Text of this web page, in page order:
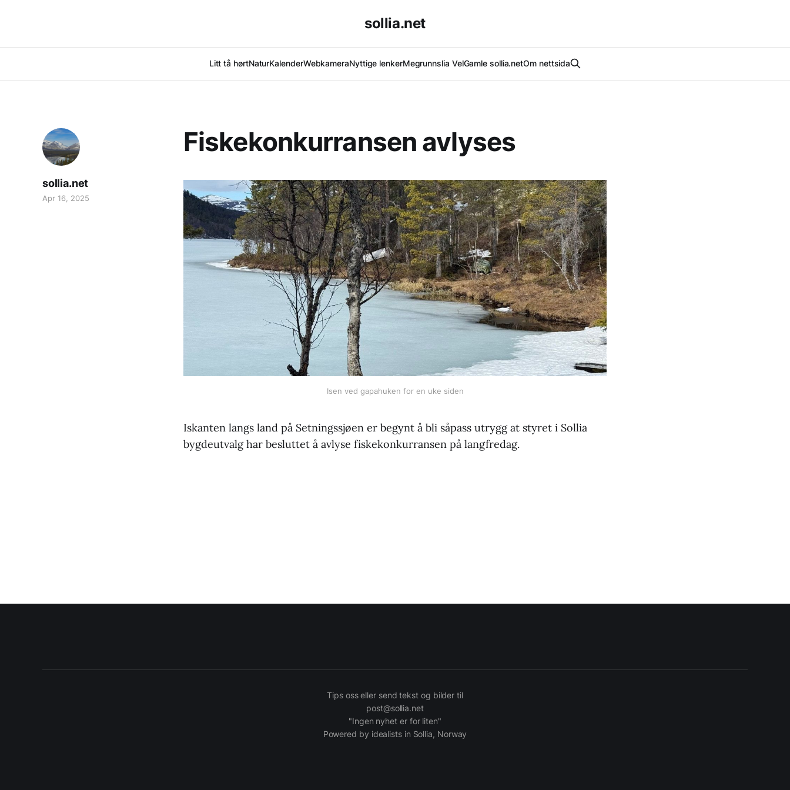
sollia.net
Litt tå hørtNaturKalenderWebkameraNyttige lenkerMegrunnslia VelGamle sollia.netOm nettsida
Fiskekonkurransen avlyses
sollia.net
Apr 16, 2025
Isen ved gapahuken for en uke siden
Iskanten langs land på Setningssjøen er begynt å bli såpass utrygg at styret i Sollia
bygdeutvalg har besluttet å avlyse fiskekonkurransen på langfredag.
Tips oss eller send tekst og bilder til
post@sollia.net
"Ingen nyhet er for liten"
Powered by idealists in Sollia, Norway